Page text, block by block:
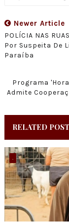
Newer Article
POLÍCIA NAS
Por Suspeita De
Paraíba
Programa
Admite
RELATED POST
.